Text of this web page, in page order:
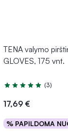
TENA valymo
GLOVES, 175 vnt.
Įvertinimas 5.0 iš 5
(3)
17,69 €
% PAPILDOMA